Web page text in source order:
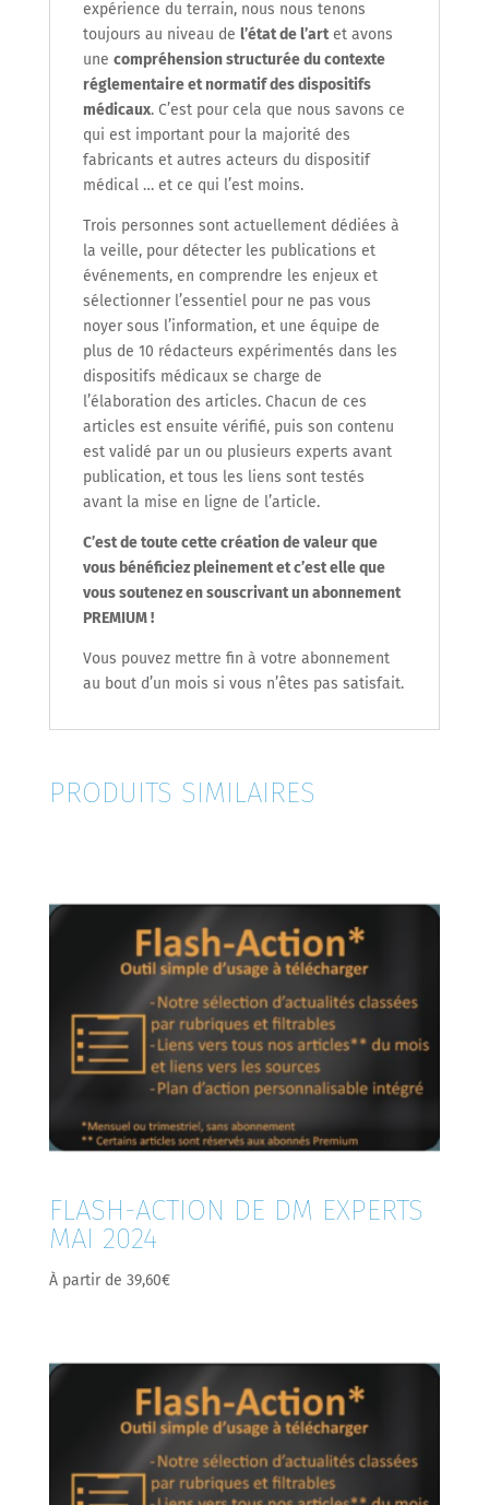
expérience du terrain, nous nous tenons
toujours au niveau de l’état de l’artet avons
une compréhension structurée du contexte
réglementaire et normatif des dispositifs
médicaux. C’est pour cela que nous savons ce
qui est important pour la majorité des
fabricants et autres acteurs du dispositif
médical … et ce qui l’est moins.
Trois personnes sont actuellement dédiées à
la veille, pour détecter les publications et
événements, en comprendre les enjeux et
sélectionner l’essentiel pour ne pas vous
noyer sous l’information, et une équipe de
plus de 10 rédacteurs expérimentés dans les
dispositifs médicaux se charge de
l’élaboration des articles. Chacun de ces
articles est ensuite vérifié, puis son contenu
est validé par un ou plusieurs experts avant
publication, et tous les liens sont testés
avant la mise en ligne de l’article.
C’est de toute cette création de valeur que
vous bénéficiez pleinement et c’est elle que
vous soutenez en souscrivant un abonnement
PREMIUM !
Vous pouvez mettre fin à votre abonnement
au bout d’un mois si vous n’êtes pas satisfait.
PRODUITS SIMILAIRES
FLASH-ACTION DE DM EXPERTS
MAI 2024
À partir de 39,60€